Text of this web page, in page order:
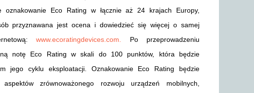
oznakowanie Eco Rating w łącznie aż 24 krajach Europy,
przyznawana jest ocena i dowiedzieć się więcej o samej
www.ecoratingdevices.com.
Po przeprowadzeniu
notę Eco Rating w skali do 100 punktów, która będzie
jego cyklu eksploatacji. Oznakowanie Eco Rating będzie
zrównoważonego rozwoju urządzeń mobilnych,